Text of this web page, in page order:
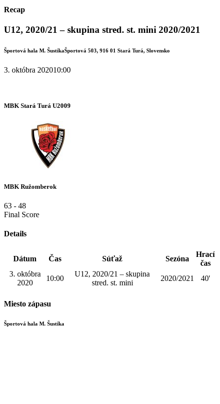
Recap
U12, 2020/21 – skupina stred. st. mini 2020/2021
Športová hala M. ŠustíkaŠportová 503, 916 01 Stará Turá, Slovensko
3. októbra 202010:00
MBK Stará Turá U2009
MBK Ružomberok
63 - 48
Final Score
Details
Dátum Čas Súťaž Sezóna
Hrací
čas
3. októbra
2020
10:00
U12, 2020/21 – skupina
stred. st. mini
2020/2021 40'
Miesto zápasu
Športová hala M. Šustíka